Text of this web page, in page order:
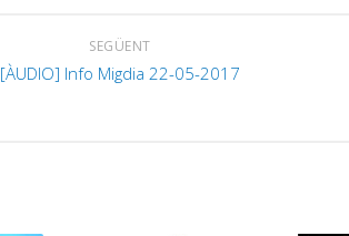
SEGÜENT
[ÀUDIO] Info Migdia 22-05-2017